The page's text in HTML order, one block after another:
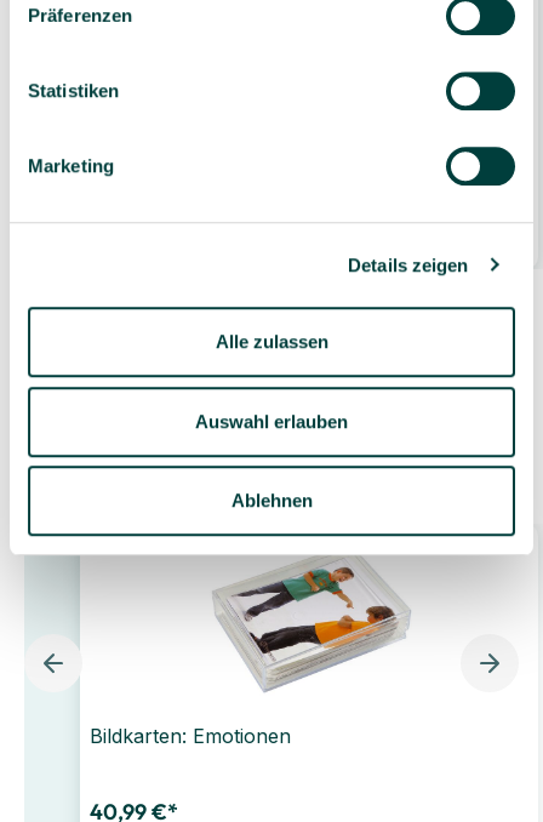
Präferenzen
Statistiken
Marketing
Details zeigen
Alle zulassen
Auswahl erlauben
Ablehnen
3er Set Humanico Legespiel: Berufe, Sinne,
Jahre
Zubehör
Bildkarten: Emotionen
40,99 €*